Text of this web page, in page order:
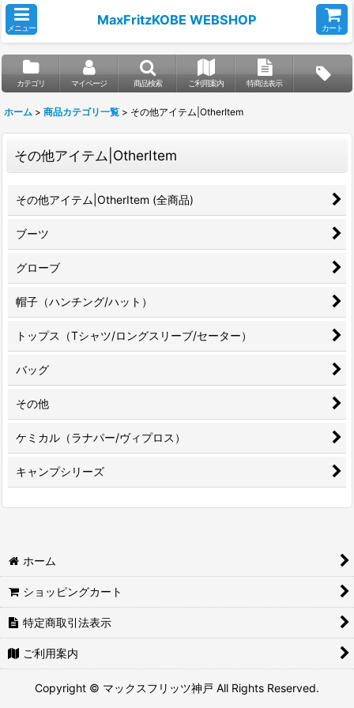
メニュー
MaxFritzKOBE WEBSHOP
カート
カテゴリ マイページ 商品検索 ご利用案内 特商法表示
ホーム > 商品カテゴリ一覧 > その他アイテム|OtherItem
その他アイテム|OtherItem
その他アイテム|OtherItem (全商品)
ブーツ
グローブ
帽子（ハンチング/ハット）
トップス（Tシャツ/ロングスリーブ/セーター）
バッグ
その他
ケミカル（ラナパー/ヴィプロス）
キャンプシリーズ
ホーム
ショッピングカート
特定商取引法表示
ご利用案内
Copyright © マックスフリッツ神戸 All Rights Reserved.